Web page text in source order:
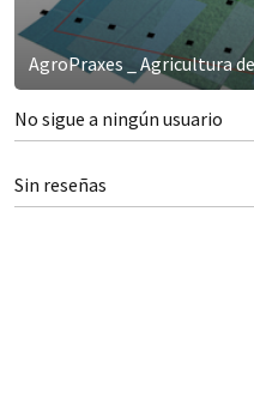
AgroPraxes _ Agricultura de
No sigue a ningún usuario
Sin reseñas